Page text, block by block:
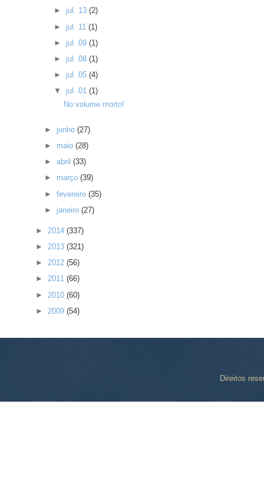
► jul. 13 (2)
► jul. 11 (1)
► jul. 09 (1)
► jul. 08 (1)
► jul. 05 (4)
▼ jul. 01 (1)
No volume morto!
► junho(27)
► maio(28)
►abril(33)
► março(39)
►fevereiro(35)
► janeiro(27)
► 2014 (337)
► 2013 (321)
► 2012 (56)
► 2011 (66)
► 2010 (60)
► 2009 (54)
Direitos